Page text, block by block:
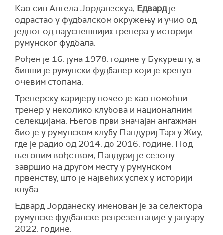
Као син Ангела Јорданескуа, Едвардје
одрастао у фудбалском окружењу и учио од
једног од најуспешнијих тренера у историји
румунског фудбала.
Рођен је 16. јуна 1978. године у Букурешту, а
бивши је румунски фудбалер који је кренуо
очевим стопама.
Тренерску каријеру почео је као помоћни
тренер у неколико клубова и националним
селекцијама. Његов први значајан ангажман
био је у румунском клубу Пандуриј Таргу Жиу,
где је радио од 2014. до 2016. године. Под
његовим вођством, Пандуриј је сезону
завршио на другом месту у румунском
првенству, што је највећих успех у историји
клуба.
Едвард Јорданеску именован је за селектора
румунске фудбалске репрезентације у јануару
2022. године.